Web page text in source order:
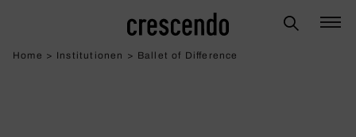
Home > Institutionen > Ballet of Difference